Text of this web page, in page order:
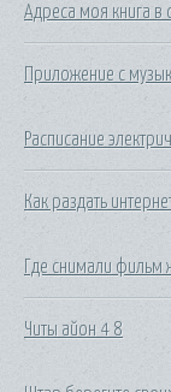
Адреса моя книга в
Приложение с
Расписание
Как раздать
Где снимали фильм
Читы айон 4 8